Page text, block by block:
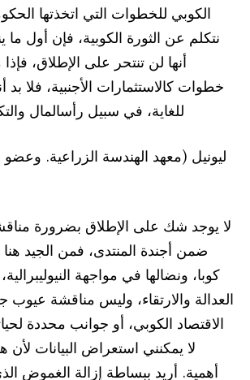
الكوبي للخطوات التي اتخذتها
نتكلم عن الثورة الكوبية، فإن أول ما
أنها لن تنتحر على الإطلاق،
خطوات كالاستثمارات الأجنبية، فلا
للغاية، في سبيل رأسالمال
ليونيل (معهد الهندسة الزراعية. وعضو
لا يوجد شك على الإطلاق بضرورة
ضمن أجندة المنتدى، فمن الجيد
كوبا، ونضالها في مواجهة
العدالة والارتقاء، وليس مناقشة
الاقتصاد الكوبي، أو جوانب محددة
لا يمكنني استعراض البيانات لأن
أهمية. أريد ببساطة إزالة الغموض